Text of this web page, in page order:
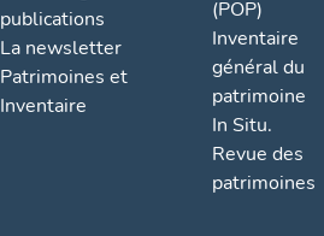
publications
La newsletter
Patrimoines et
Inventaire
(POP)
Inventaire
général du
patrimoine
In Situ.
Revue des
patrimoines